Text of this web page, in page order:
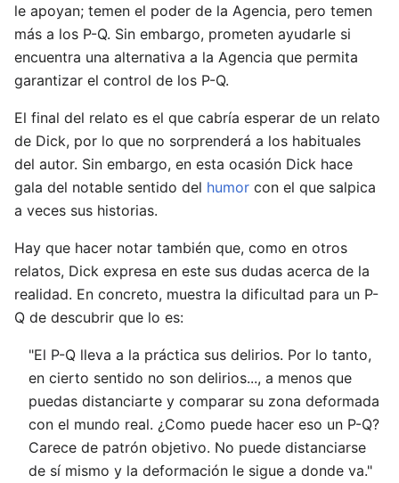
le apoyan; temen el poder de la Agencia, pero temen
más a los P-Q. Sin embargo, prometen ayudarle si
encuentra una alternativa a la Agencia que permita
garantizar el control de los P-Q.
El final del relato es el que cabría esperar de un relato
de Dick, por lo que no sorprenderá a los habituales
del autor. Sin embargo, en esta ocasión Dick hace
gala del notable sentido del humor con el que salpica
a veces sus historias.
Hay que hacer notar también que, como en otros
relatos, Dick expresa en este sus dudas acerca de la
realidad. En concreto, muestra la dificultad para un P-
Q de descubrir que lo es:
"El P-Q lleva a la práctica sus delirios. Por lo tanto,
en cierto sentido no son delirios..., a menos que
puedas distanciarte y comparar su zona deformada
con el mundo real. ¿Como puede hacer eso un P-Q?
Carece de patrón objetivo. No puede distanciarse
de sí mismo y la deformación le sigue a donde va."